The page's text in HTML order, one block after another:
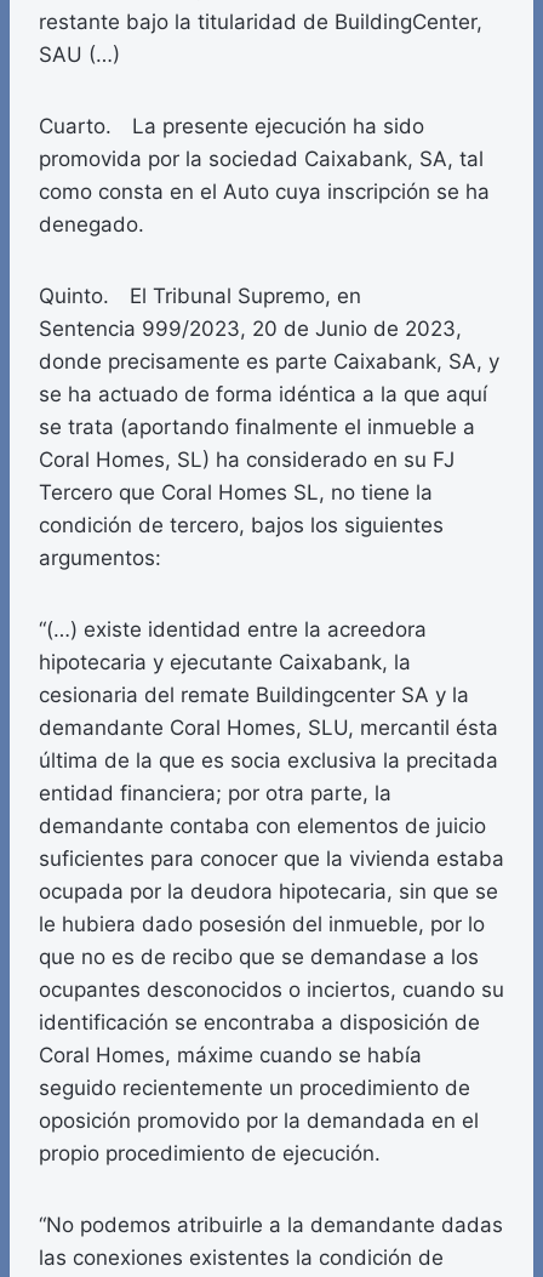
restante bajo la titularidad de BuildingCenter,
SAU (…)
Cuarto. La presente ejecución ha sido
promovida por la sociedad Caixabank, SA, tal
como consta en el Auto cuya inscripción se ha
denegado.
Quinto. El Tribunal Supremo, en
Sentencia 999/2023, 20 de Junio de 2023,
donde precisamente es parte Caixabank, SA, y
se ha actuado de forma idéntica a la que aquí
se trata (aportando finalmente el inmueble a
Coral Homes, SL) ha considerado en su FJ
Tercero que Coral Homes SL, no tiene la
condición de tercero, bajos los siguientes
argumentos:
“(…) existe identidad entre la acreedora
hipotecaria y ejecutante Caixabank, la
cesionaria del remate Buildingcenter SA y la
demandante Coral Homes, SLU, mercantil ésta
última de la que es socia exclusiva la precitada
entidad financiera; por otra parte, la
demandante contaba con elementos de juicio
suficientes para conocer que la vivienda estaba
ocupada por la deudora hipotecaria, sin que se
le hubiera dado posesión del inmueble, por lo
que no es de recibo que se demandase a los
ocupantes desconocidos o inciertos, cuando su
identificación se encontraba a disposición de
Coral Homes, máxime cuando se había
seguido recientemente un procedimiento de
oposición promovido por la demandada en el
propio procedimiento de ejecución.
“No podemos atribuirle a la demandante dadas
las conexiones existentes la condición de